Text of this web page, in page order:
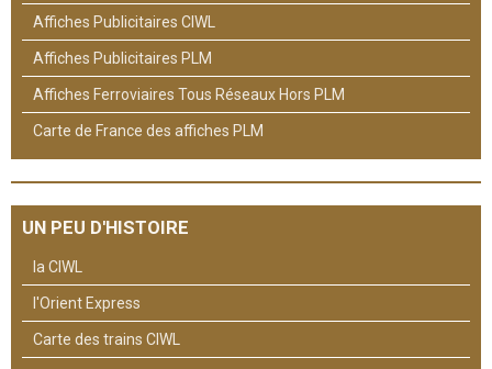
Affiches Publicitaires CIWL
Affiches Publicitaires PLM
Affiches Ferroviaires Tous Réseaux Hors PLM
Carte de France des affiches PLM
UN PEU D'HISTOIRE
la CIWL
l'Orient Express
Carte des trains CIWL